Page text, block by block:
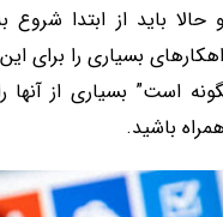
حالا باید از ابتدا
بسیاری را برای
است” بسیاری از آنها
باشید.